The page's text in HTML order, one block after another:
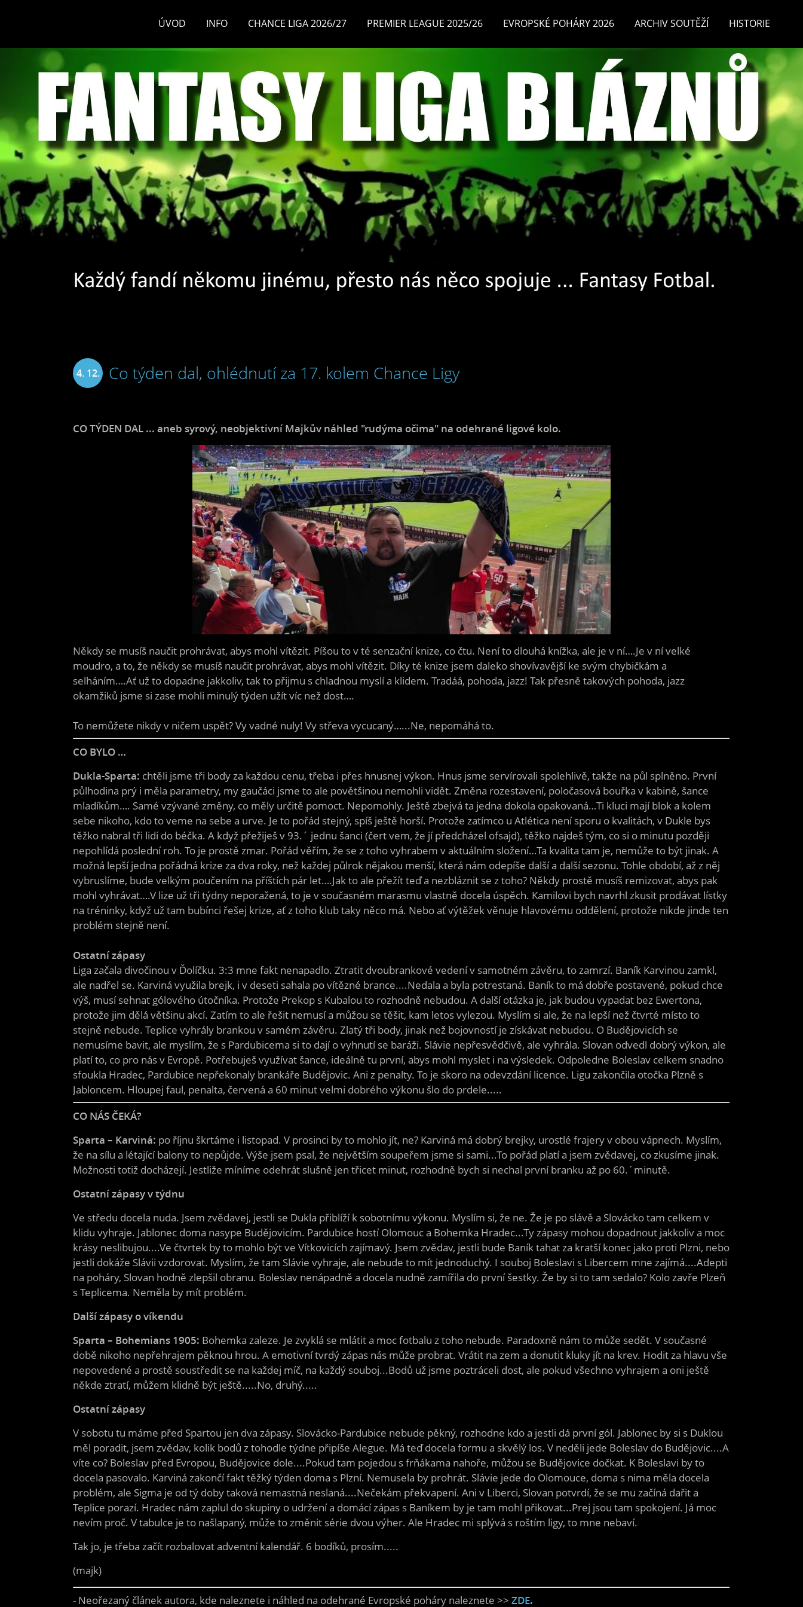
ÚVOD INFO CHANCE LIGA 2026/27 PREMIER LEAGUE 2025/26 EVROPSKÉ POHÁRY 2026 ARCHIV SOUTĚŽÍ HISTORIE
4. 12. Co týden dal, ohlédnutí za 17. kolem Chance Ligy
CO TÝDEN DAL ... aneb syrový, neobjektivní Majkův náhled "rudýma očima" na odehrané ligové kolo.
Někdy se musíš naučit prohrávat, abys mohl vítězit. Píšou to v té senzační knize, co čtu. Není to dlouhá knížka, ale je v ní….Je v ní velké
moudro, a to, že někdy se musíš naučit prohrávat, abys mohl vítězit. Díky té knize jsem daleko shovívavější ke svým chybičkám a
selháním….Ať už to dopadne jakkoliv, tak to přijmu s chladnou myslí a klidem. Tradáá, pohoda, jazz! Tak přesně takových pohoda, jazz
okamžiků jsme si zase mohli minulý týden užít víc než dost….
To nemůžete nikdy v ničem uspět? Vy vadné nuly! Vy střeva vycucaný…...Ne, nepomáhá to.
CO BYLO …
Dukla-Sparta: chtěli jsme tři body za každou cenu, třeba i přes hnusnej výkon. Hnus jsme servírovali spolehlivě, takže na půl splněno. První
půlhodina prý i měla parametry, my gaučáci jsme to ale povětšinou nemohli vidět. Změna rozestavení, poločasová bouřka v kabině, šance
mladíkům…. Samé vzývané změny, co měly určitě pomoct. Nepomohly. Ještě zbejvá ta jedna dokola opakovaná…Ti kluci mají blok a kolem
sebe nikoho, kdo to veme na sebe a urve. Je to pořád stejný, spíš ještě horší. Protože zatímco u Atlética není sporu o kvalitách, v Dukle bys
těžko nabral tři lidi do béčka. A když přežiješ v 93.´ jednu šanci (čert vem, že jí předcházel ofsajd), těžko najdeš tým, co si o minutu později
nepohlídá poslední roh. To je prostě zmar. Pořád věřím, že se z toho vyhrabem v aktuálním složení…Ta kvalita tam je, nemůže to být jinak. A
možná lepší jedna pořádná krize za dva roky, než každej půlrok nějakou menší, která nám odepíše další a další sezonu. Tohle období, až z něj
vybruslíme, bude velkým poučením na příštích pár let….Jak to ale přežít teď a nezbláznit se z toho? Někdy prostě musíš remizovat, abys pak
mohl vyhrávat….V lize už tři týdny neporažená, to je v současném marasmu vlastně docela úspěch. Kamilovi bych navrhl zkusit prodávat lístky
na tréninky, když už tam bubínci řešej krize, ať z toho klub taky něco má. Nebo ať výtěžek věnuje hlavovému oddělení, protože nikde jinde ten
problém stejně není.
Ostatní zápasy
Liga začala divočinou v Ďolíčku. 3:3 mne fakt nenapadlo. Ztratit dvoubrankové vedení v samotném závěru, to zamrzí. Baník Karvinou zamkl,
ale nadřel se. Karviná využila brejk, i v deseti sahala po vítězné brance....Nedala a byla potrestaná. Baník to má dobře postavené, pokud chce
výš, musí sehnat gólového útočníka. Protože Prekop s Kubalou to rozhodně nebudou. A další otázka je, jak budou vypadat bez Ewertona,
protože jim dělá většinu akcí. Zatím to ale řešit nemusí a můžou se těšit, kam letos vylezou. Myslím si ale, že na lepší než čtvrté místo to
stejně nebude. Teplice vyhrály brankou v samém závěru. Zlatý tři body, jinak než bojovností je získávat nebudou. O Budějovicích se
nemusíme bavit, ale myslím, že s Pardubicema si to dají o vyhnutí se baráži. Slávie nepřesvědčivě, ale vyhrála. Slovan odvedl dobrý výkon, ale
platí to, co pro nás v Evropě. Potřebuješ využívat šance, ideálně tu první, abys mohl myslet i na výsledek. Odpoledne Boleslav celkem snadno
sfoukla Hradec, Pardubice nepřekonaly brankáře Budějovic. Ani z penalty. To je skoro na odevzdání licence. Ligu zakončila otočka Plzně s
Jabloncem. Hloupej faul, penalta, červená a 60 minut velmi dobrého výkonu šlo do prdele.....
CO NÁS ČEKÁ?
Sparta – Karviná: po říjnu škrtáme i listopad. V prosinci by to mohlo jít, ne? Karviná má dobrý brejky, urostlé frajery v obou vápnech. Myslím,
že na sílu a létající balony to nepůjde. Výše jsem psal, že největším soupeřem jsme si sami...To pořád platí a jsem zvědavej, co zkusíme jinak.
Možnosti totiž docházejí. Jestliže míníme odehrát slušně jen třicet minut, rozhodně bych si nechal první branku až po 60.´minutě.
Ostatní zápasy v týdnu
Ve středu docela nuda. Jsem zvědavej, jestli se Dukla přiblíží k sobotnímu výkonu. Myslím si, že ne. Že je po slávě a Slovácko tam celkem v
klidu vyhraje. Jablonec doma nasype Budějovicím. Pardubice hostí Olomouc a Bohemka Hradec...Ty zápasy mohou dopadnout jakkoliv a moc
krásy neslibujou....Ve čtvrtek by to mohlo být ve Vítkovicích zajímavý. Jsem zvědav, jestli bude Baník tahat za kratší konec jako proti Plzni, nebo
jestli dokáže Slávii vzdorovat. Myslím, že tam Slávie vyhraje, ale nebude to mít jednoduchý. I souboj Boleslavi s Libercem mne zajímá....Adepti
na poháry, Slovan hodně zlepšil obranu. Boleslav nenápadně a docela nudně zamířila do první šestky. Že by si to tam sedalo? Kolo zavře Plzeň
s Teplicema. Neměla by mít problém.
Další zápasy o víkendu
Sparta – Bohemians 1905: Bohemka zaleze. Je zvyklá se mlátit a moc fotbalu z toho nebude. Paradoxně nám to může sedět. V současné
době nikoho nepřehrajem pěknou hrou. A emotivní tvrdý zápas nás může probrat. Vrátit na zem a donutit kluky jít na krev. Hodit za hlavu vše
nepovedené a prostě soustředit se na každej míč, na každý souboj...Bodů už jsme poztráceli dost, ale pokud všechno vyhrajem a oni ještě
někde ztratí, můžem klidně být ještě.....No, druhý.....
Ostatní zápasy
V sobotu tu máme před Spartou jen dva zápasy. Slovácko-Pardubice nebude pěkný, rozhodne kdo a jestli dá první gól. Jablonec by si s Duklou
měl poradit, jsem zvědav, kolik bodů z tohodle týdne připíše Alegue. Má teď docela formu a skvělý los. V neděli jede Boleslav do Budějovic....A
víte co? Boleslav před Evropou, Budějovice dole....Pokud tam pojedou s frňákama nahoře, můžou se Budějovice dočkat. K Boleslavi by to
docela pasovalo. Karviná zakončí fakt těžký týden doma s Plzní. Nemusela by prohrát. Slávie jede do Olomouce, doma s nima měla docela
problém, ale Sigma je od tý doby taková nemastná neslaná....Nečekám překvapení. Ani v Liberci, Slovan potvrdí, že se mu začíná dařit a
Teplice porazí. Hradec nám zaplul do skupiny o udržení a domácí zápas s Baníkem by je tam mohl přikovat...Prej jsou tam spokojení. Já moc
nevím proč. V tabulce je to našlapaný, může to změnit série dvou výher. Ale Hradec mi splývá s roštím ligy, to mne nebaví.
Tak jo, je třeba začít rozbalovat adventní kalendář. 6 bodíků, prosím.....
(majk)
- Neořezaný článek autora, kde naleznete i náhled na odehrané Evropské poháry naleznete >> ZDE.